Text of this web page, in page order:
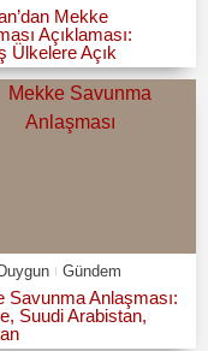
Mekke
Açıklaması:
Ülkelere Açık
Gündem
Savunma Anlaşması:
Suudi Arabistan,